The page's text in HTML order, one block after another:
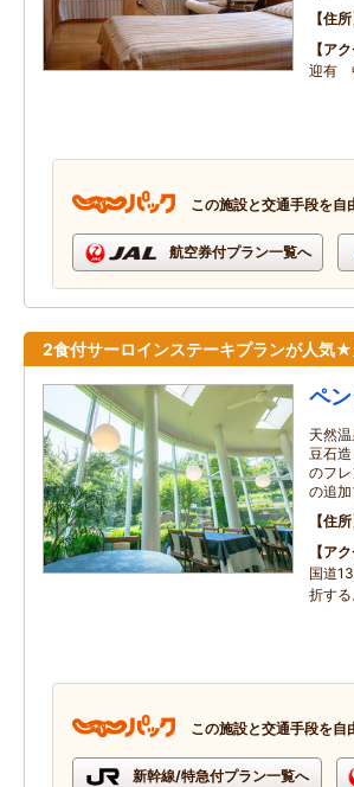
住所
ア
迎有
この施設と交通手段を自
航空券付プラン一覧へ
2食付サーロインステーキプランが人気
ペ
天然
豆石
のフ
の追
住所
ア
国道
折する
この施設と交通手段を自
新幹線/特急付プラン一覧へ